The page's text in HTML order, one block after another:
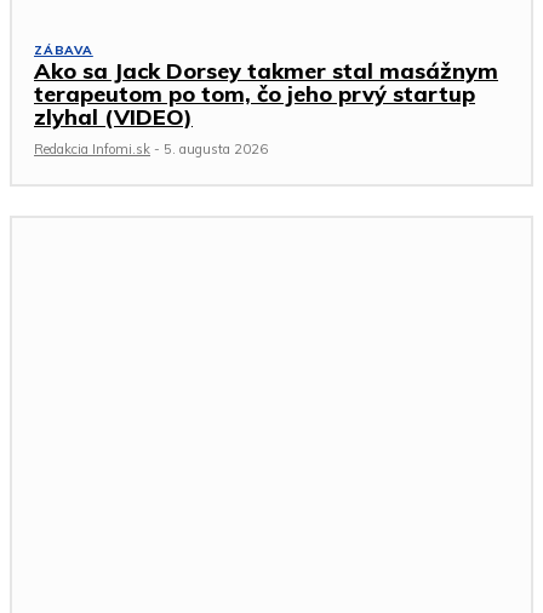
ZÁBAVA
Ako sa Jack Dorsey takmer stal masážnym
terapeutom po tom, čo jeho prvý startup
zlyhal (VIDEO)
Redakcia Infomi.sk - 5. augusta 2026